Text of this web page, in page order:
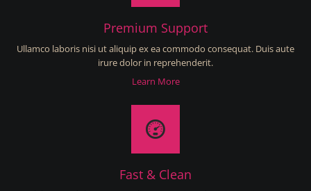
Premium Support
Ullamco laboris nisi ut aliquip ex ea commodo consequat. Duis aute
irure dolor in reprehenderit.
Learn More
Fast & Clean